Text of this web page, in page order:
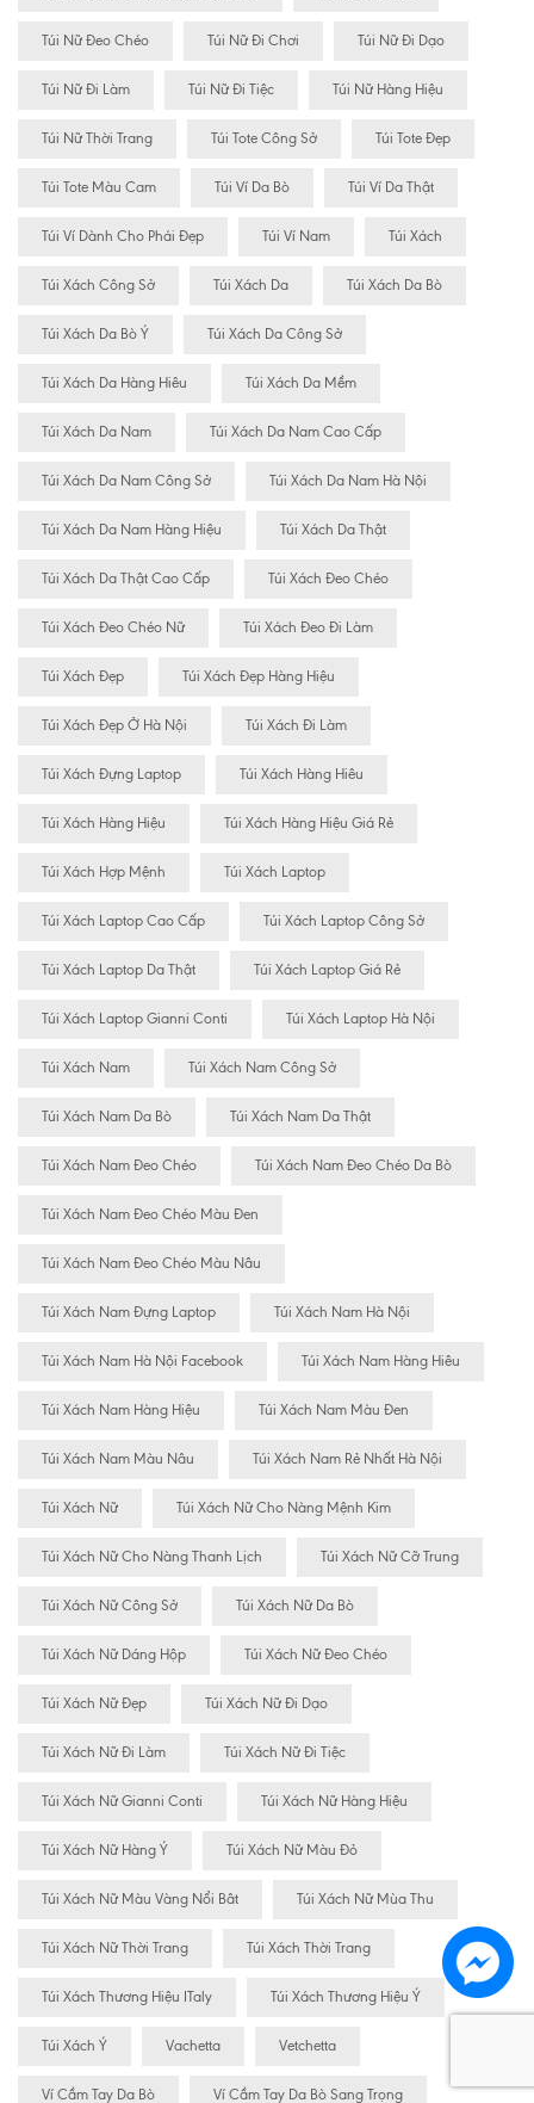
Túi Nữ Đeo Chéo Túi Nữ Đi Chơi Túi Nữ Đi Dạo
Túi Nữ Đi Làm Túi Nữ Đi Tiệc Túi Nữ Hàng Hiệu
Túi Nữ Thời Trang Túi Tote Công Sở Túi Tote Đẹp
Túi Tote Màu Cam Túi Ví Da Bò Túi Ví Da Thật
Túi Ví Dành Cho Phái Đẹp Túi Ví Nam Túi Xách
Túi Xách Công Sở Túi Xách Da Túi Xách Da Bò
Túi Xách Da Bò Ý Túi Xách Da Công Sở
Túi Xách Da Hàng Hiêu Túi Xách Da Mềm
Túi Xách Da Nam Túi Xách Da Nam Cao Cấp
Túi Xách Da Nam Công Sở Túi Xách Da Nam Hà Nội
Túi Xách Da Nam Hàng Hiệu Túi Xách Da Thật
Túi Xách Da Thật Cao Cấp Túi Xách Đeo Chéo
Túi Xách Đeo Chéo Nữ Túi Xách Đeo Đi Làm
Túi Xách Đẹp Túi Xách Đẹp Hàng Hiệu
Túi Xách Đẹp Ở Hà Nội Túi Xách Đi Làm
Túi Xách Đựng Laptop Túi Xách Hàng Hiêu
Túi Xách Hàng Hiệu Túi Xách Hàng Hiệu Giá Rẻ
Túi Xách Hợp Mệnh Túi Xách Laptop
Túi Xách Laptop Cao Cấp Túi Xách Laptop Công Sở
Túi Xách Laptop Da Thật Túi Xách Laptop Giá Rẻ
Túi Xách Laptop Gianni Conti Túi Xách Laptop Hà Nội
Túi Xách Nam Túi Xách Nam Công Sở
Túi Xách Nam Da Bò Túi Xách Nam Da Thật
Túi Xách Nam Đeo Chéo Túi Xách Nam Đeo Chéo Da Bò
Túi Xách Nam Đeo Chéo Màu Đen
Túi Xách Nam Đeo Chéo Màu Nâu
Túi Xách Nam Đựng Laptop Túi Xách Nam Hà Nội
Túi Xách Nam Hà Nội Facebook Túi Xách Nam Hàng Hiêu
Túi Xách Nam Hàng Hiệu Túi Xách Nam Màu Đen
Túi Xách Nam Màu Nâu Túi Xách Nam Rẻ Nhất Hà Nội
Túi Xách Nữ Túi Xách Nữ Cho Nàng Mệnh Kim
Túi Xách Nữ Cho Nàng Thanh Lịch Túi Xách Nữ Cỡ Trung
Túi Xách Nữ Công Sở Túi Xách Nữ Da Bò
Túi Xách Nữ Dáng Hộp Túi Xách Nữ Đeo Chéo
Túi Xách Nữ Đẹp Túi Xách Nữ Đi Dạo
Túi Xách Nữ Đi Làm Túi Xách Nữ Đi Tiệc
Túi Xách Nữ Gianni Conti Túi Xách Nữ Hàng Hiệu
Túi Xách Nữ Hàng Ý Túi Xách Nữ Màu Đỏ
Túi Xách Nữ Màu Vàng Nổi Bât Túi Xách Nữ Mùa Thu
Túi Xách Nữ Thời Trang Túi Xách Thời Trang
Túi Xách Thương Hiệu ITaly Túi Xách Thương Hiệu Ý
Túi Xách Ý Vachetta Vetchetta
Ví Cầm Tay Da Bò Ví Cầm Tay Da Bò Sang Trọng